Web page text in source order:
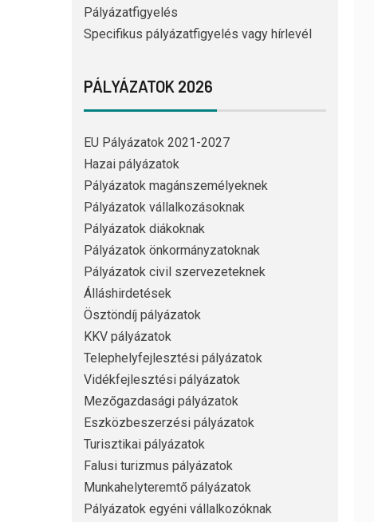
Pályázatfigyelés
Specifikus pályázatfigyelés vagy hírlevél
PÁLYÁZATOK 2026
EU Pályázatok 2021-2027
Hazai pályázatok
Pályázatok magánszemélyeknek
Pályázatok vállalkozásoknak
Pályázatok diákoknak
Pályázatok önkormányzatoknak
Pályázatok civil szervezeteknek
Álláshirdetések
Ösztöndíj pályázatok
KKV pályázatok
Telephelyfejlesztési pályázatok
Vidékfejlesztési pályázatok
Mezőgazdasági pályázatok
Eszközbeszerzési pályázatok
Turisztikai pályázatok
Falusi turizmus pályázatok
Munkahelyteremtő pályázatok
Pályázatok egyéni vállalkozóknak